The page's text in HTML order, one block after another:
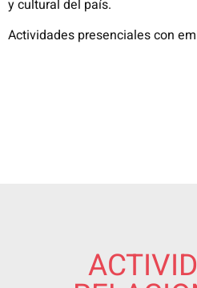
y cultural del país.
Actividades presenciales con